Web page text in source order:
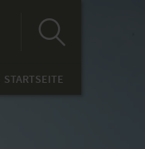
STARTSEITE